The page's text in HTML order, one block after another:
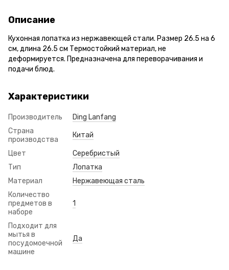
Описание
Кухонная лопатка из нержавеющей стали. Размер 26.5 на 6
см, длина 26.5 см Термостойкий материал, не
деформируется. Предназначена для переворачивания и
подачи блюд.
Характеристики
Производитель
Ding Lanfang
Страна
производства
Китай
Цвет
Серебристый
Тип
Лопатка
Материал
Нержавеющая сталь
Количество
предметов в
наборе
1
Подходит для
мытья в
посудомоечной
машине
Да